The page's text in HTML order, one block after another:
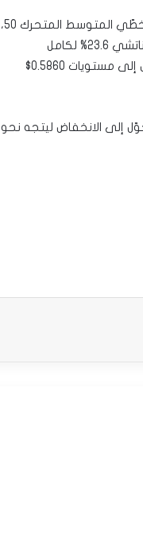
يقدّم سعر الدولار النيوزلندي مقابل الدولار الأمريكي مزيد من التداولات الإيجابية بعد تخطّي المتوسط المتحرك 50،
بانتظار اختبار مستوى 0.5738$ كهدف رئيسي تالي، والذي يمثّل مستوى تصحيح فيبوناتشي 23.6% لكامل
الانخفاض من 0.6377$ إلى 0.5540$، مما يعني بأن اختراقه سيمد الموجة الصاعدة لتصل إلى مستويات 0.5860$
إلى الانخفاض ليتجه نحو